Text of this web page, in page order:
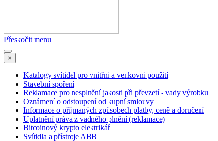
Přeskočit menu
×
Katalogy svítidel pro vnitřní a venkovní použití
Stavební spoření
Reklamace pro nesplnění jakosti při převzetí - vady výrobku
Oznámení o odstoupení od kupní smlouvy
Informace o příjmaných způsobech platby, ceně a doručení
Uplatnění práva z vadného plnění (reklamace)
Bitcoinový krypto elektrikář
Svítidla a přístroje ABB